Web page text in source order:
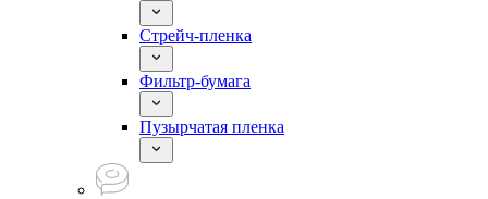
Стрейч-пленка
Фильтр-бумага
Пузырчатая пленка